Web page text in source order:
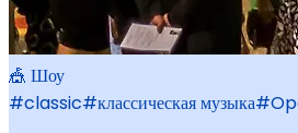
🎪 Шоу
#classic#классическая музыка#